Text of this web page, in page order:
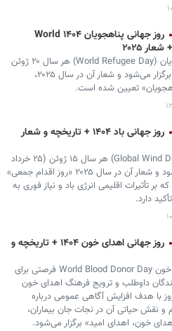
روز جهانی پناهجویان ۱۴۰۴ World
روز جهانی پناهجویان (World Refugee Day) هر سال ۲۰ ژوئن
(۳۰ خرداد ۱۴۰۴) برگزار می‌شود و شعار آن در سال ۲۰۲۵،
تعیین شده است.
روز جهانی باد ۱۴۰۴ + تاریخچه و شعار
روز جهانی باد (Global Wind Day) هر سال ۱۵ ژوئن (۲۵ خرداد
۱۴۰۴) برگزار می‌شود و شعار آن در سال ۲۰۲۵ «روز اقدام جمعی»
تأثیرات اقلیمی انرژی باد و نیاز فوری به
دارد.
روز جهانی اهدای خون ۱۴۰۴ + تاریخچه و
روز جهانی اهدای خون World Blood Donor Day فرصتی برای
داوطلب و ترویج فرهنگ اهدای خون
با هدف افزایش آگاهی عمومی درباره
نقش حیاتی آن در نجات جان بیماران،
خون، اهدای امید» برگزار می‌شود.